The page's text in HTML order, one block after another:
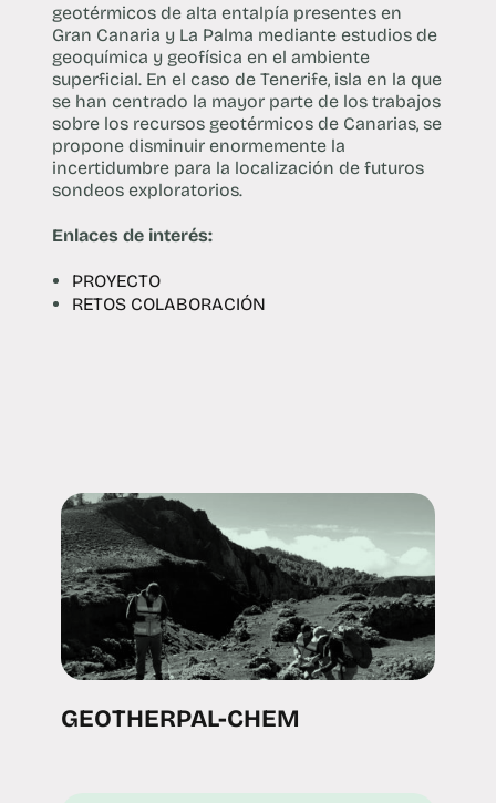
geotérmicos de alta entalpía presentes en
Gran Canaria y La Palma mediante estudios de
geoquímica y geofísica en el ambiente
superficial. En el caso de Tenerife, isla en la que
se han centrado la mayor parte de los trabajos
sobre los recursos geotérmicos de Canarias, se
propone disminuir enormemente la
incertidumbre para la localización de futuros
sondeos exploratorios.
Enlaces de interés:
PROYECTO
RETOS COLABORACIÓN
GEOTHERPAL-CHEM